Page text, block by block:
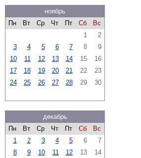
ноябрь
Пн
Вт Ср Чт Пт Сб
Вс
1
2
3
4 5 6 7 8
9
10
11 12 13 14 15
16
17
18 19 20 21 22
23
24
25 26 27 28 29 30
декабрь
Пн
Вт Ср Чт Пт Сб
Вс
1
2 3 4 5 6
7
8
9 10 11 12 13
14